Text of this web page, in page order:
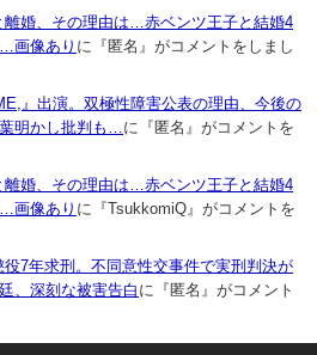
離婚、その理由は…赤ベンツ王子と結婚4
画像あり に『匿名』がコメントをしまし
』出演。双極性障害公表の理由、今後の
明かし批判も…に『匿名』がコメントを
離婚、その理由は…赤ベンツ王子と結婚4
画像あり に『TsukkomiQ』がコメントを
7年求刑。不同意性交事件で実刑判決が
、深刻な被害告白 に『匿名』がコメント